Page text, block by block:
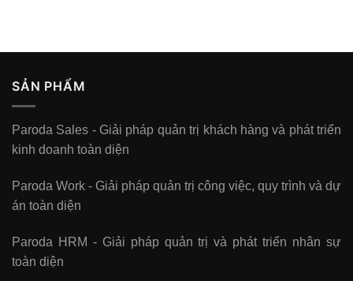
SẢN PHẨM
Paroda Sales - Giải pháp quản trị khách hàng và phát triển
kinh doanh toàn diện
Paroda Work - Giải pháp quản trị công việc, quy trình và dự
án toàn diện
Paroda HRM - Giải pháp quản trị và phát triển nhân sự
toàn diện